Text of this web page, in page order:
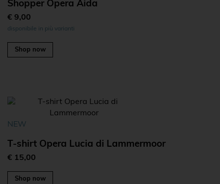
Shopper Opera Aida
€ 9,00
disponibile in più varianti
Shop now
NEW
T-shirt Opera Lucia di Lammermoor
€ 15,00
Shop now